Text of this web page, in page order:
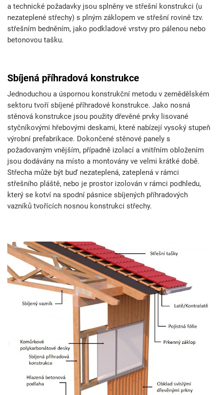
a technické požadavky jsou splněny ve střešní konstrukci (u
nezateplené střechy) s plným záklopem ve střešní rovině tzv.
střešním bedněním, jako podkladové vrstvy pro pálenou nebo
betonovou tašku.
Sbíjená příhradová konstrukce
Jednoduchou a úspornou konstrukční metodu v zemědělském
sektoru tvoří sbíjené příhradové konstrukce. Jako nosná
stěnová konstrukce jsou použity dřevěné prvky lisované
styčníkovými hřebovými deskami, které nabízejí vysoký stupeň
výrobní prefabrikace. Dokončené stěnové panely s
požadovaným vnějším, případně izolací a vnitřním obložením
jsou dodávány na místo a montovány ve velmi krátké době.
Střecha může být buď nezateplená, zateplená v rámci
střešního pláště, nebo je prostor izolován v rámci podhledu,
který se kotví na spodní pásnice sbíjených příhradových
vazníků tvořících nosnou konstrukci střechy.